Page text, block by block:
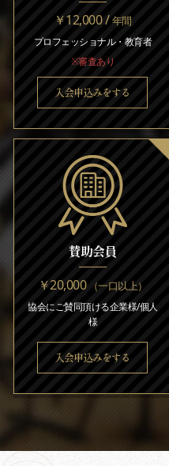
￥12,000 /年間
プロフェッショナル・教育者
※審査あり
入会申込みをする
賛助会員
￥20,000（一口以上）
協会にご賛同頂ける企業様/個人
様
入会申込みをする